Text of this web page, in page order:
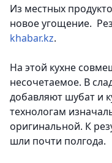
Из местных
новое угощение.
khabar.kz.
На этой кухне
несочетаемое. В
добавляют шубат и
технологам
оригинальной. К
шли почти полгода.